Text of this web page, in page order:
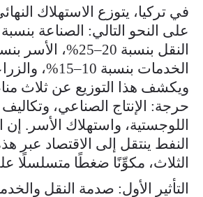
في تركيا، يتوزع الاستهلاك
ويكشف هذا التوزيع عن ثلاث
حرجة: الإنتاج الصناعي،
اللوجستية، واستهلاك الأسر. إن
النفط ينتقل إلى الاقتصاد عبر
الثلاث، مكوِّنًا ضغطًا متسلسلًا
التأثير الأول: صدمة النقل